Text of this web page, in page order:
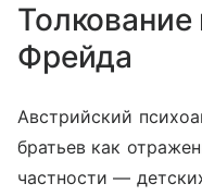
Толкование
Фрейда
Австрийский
братьев как
частности —